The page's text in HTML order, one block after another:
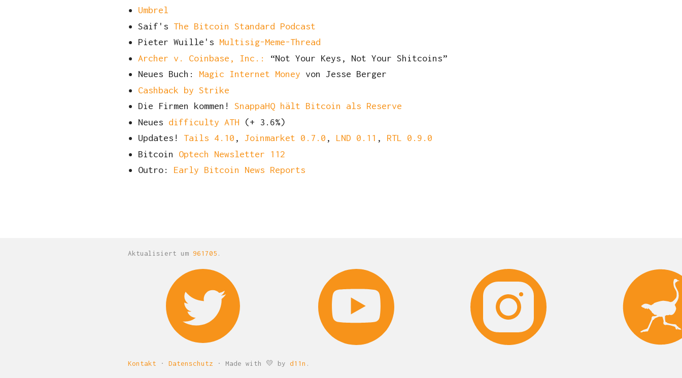
Umbrel
Saif's The Bitcoin Standard Podcast
Pieter Wuille's Multisig-Meme-Thread
Archer v. Coinbase, Inc.:
“Not Your Keys, Not Your Shitcoins”
Neues Buch: Magic Internet Money von Jesse Berger
Cashback by Strike
Die Firmen kommen! SnappaHQ hält Bitcoin als Reserve
Neues difficulty ATH (+ 3.6%)
Updates! Tails 4.10 , Joinmarket 0.7.0 , LND 0.11 , RTL 0.9.0
Bitcoin Optech Newsletter 112
Outro: Early Bitcoin News Reports
Aktualisiert um 961705 .
Kontakt · Datenschutz · Made with 💛 by d11n .